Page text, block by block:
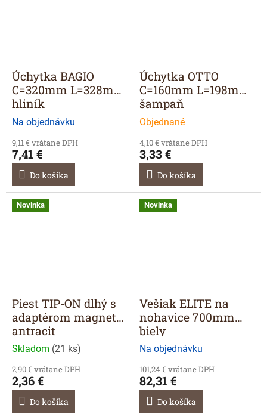
Úchytka BAGIO
C=320mm L=328mm
hliník
Na objednávku
9,11 € vrátane DPH
7,41 €
Do košíka
Úchytka OTTO
C=160mm L=198mm
šampaň
Objednané
4,10 € vrátane DPH
3,33 €
Do košíka
Novinka
Piest TIP-ON dlhý s
adaptérom magnet
antracit
Skladom (21 ks)
2,90 € vrátane DPH
2,36 €
Do košíka
Novinka
Vešiak ELITE na
nohavice 700mm
biely
Na objednávku
101,24 € vrátane DPH
82,31 €
Do košíka